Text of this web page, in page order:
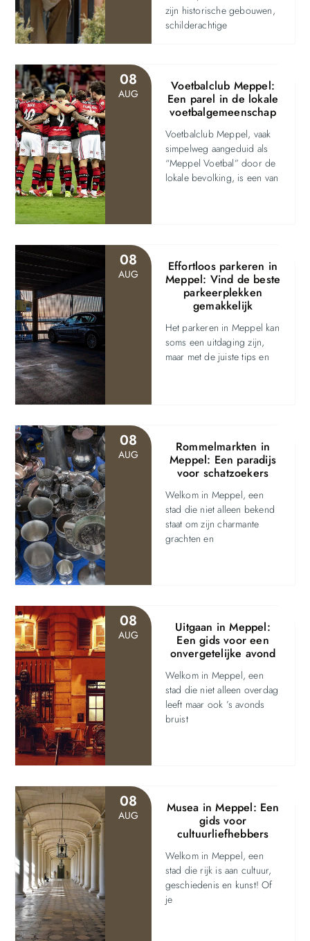
zijn historische gebouwen,
schilderachtige
08
AUG
Voetbalclub Meppel:
Een parel in de lokale
voetbalgemeenschap
Voetbalclub Meppel, vaak
simpelweg aangeduid als
“Meppel Voetbal” door de
lokale bevolking, is een van
08
AUG
Effortloos parkeren in
Meppel: Vind de beste
parkeerplekken
gemakkelijk
Het parkeren in Meppel kan
soms een uitdaging zijn,
maar met de juiste tips en
08
AUG
Rommelmarkten in
Meppel: Een paradijs
voor schatzoekers
Welkom in Meppel, een
stad die niet alleen bekend
staat om zijn charmante
grachten en
08
AUG
Uitgaan in Meppel:
Een gids voor een
onvergetelijke avond
Welkom in Meppel, een
stad die niet alleen overdag
leeft maar ook ’s avonds
bruist
08
AUG
Musea in Meppel: Een
gids voor
cultuurliefhebbers
Welkom in Meppel, een
stad die rijk is aan cultuur,
geschiedenis en kunst! Of
je